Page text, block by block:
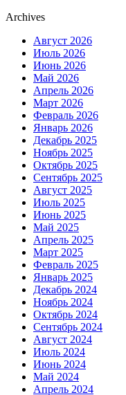
Archives
Август 2026
Июль 2026
Июнь 2026
Май 2026
Апрель 2026
Март 2026
Февраль 2026
Январь 2026
Декабрь 2025
Ноябрь 2025
Октябрь 2025
Сентябрь 2025
Август 2025
Июль 2025
Июнь 2025
Май 2025
Апрель 2025
Март 2025
Февраль 2025
Январь 2025
Декабрь 2024
Ноябрь 2024
Октябрь 2024
Сентябрь 2024
Август 2024
Июль 2024
Июнь 2024
Май 2024
Апрель 2024